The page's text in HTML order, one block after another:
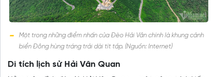
Một trong những điểm nhấn của Đèo Hải Vân chính là khung cảnh
biển Đông hùng tráng trải dài tít tắp. (Nguồn: Internet)
Di tích lịch sử Hải Vân Quan